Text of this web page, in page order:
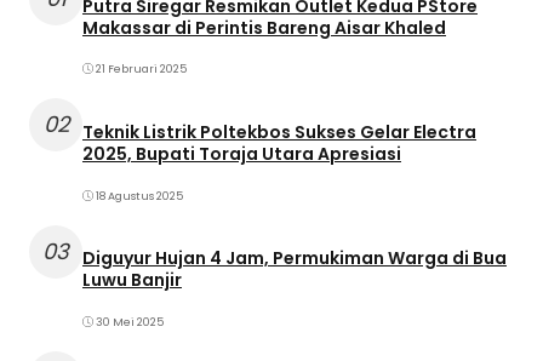
Putra Siregar Resmikan Outlet Kedua PStore
Makassar di Perintis Bareng Aisar Khaled
21 Februari 2025
02
Teknik Listrik Poltekbos Sukses Gelar Electra
2025, Bupati Toraja Utara Apresiasi
18 Agustus 2025
03 Diguyur Hujan 4 Jam, Permukiman Warga di Bua
Luwu Banjir
30 Mei 2025